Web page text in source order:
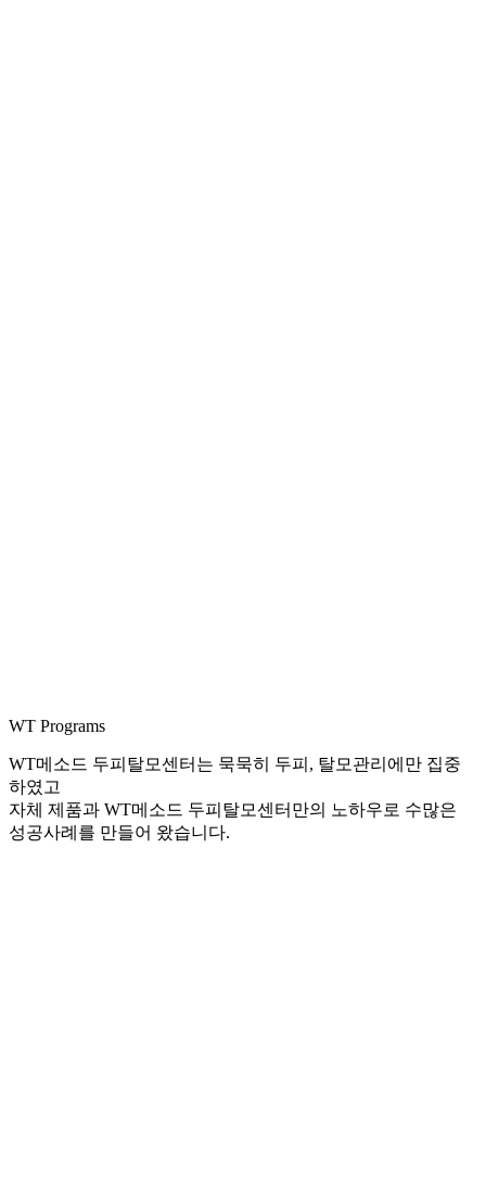
WT Programs
WT메소드 두피탈모센터는 묵묵히 두피, 탈모관리에만 집중
하였고
자체 제품과 WT메소드 두피탈모센터만의 노하우로 수많은
성공사례를 만들어 왔습니다.